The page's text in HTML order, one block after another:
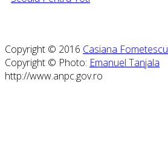
Copyright © 2016 Casiana Fometescu
Copyright © Photo: Emanuel Tanjala
http://www.anpc.gov.ro